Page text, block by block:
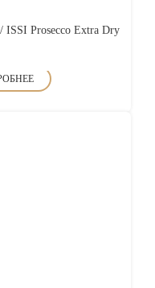
ISSI Prosecco Extra Dry